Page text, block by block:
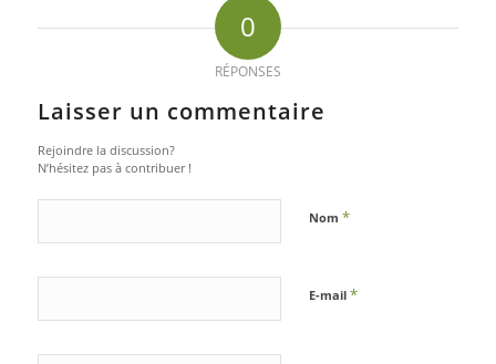
0
RÉPONSES
Laisser un commentaire
Rejoindre la discussion?
N’hésitez pas à contribuer !
Nom *
E-mail *